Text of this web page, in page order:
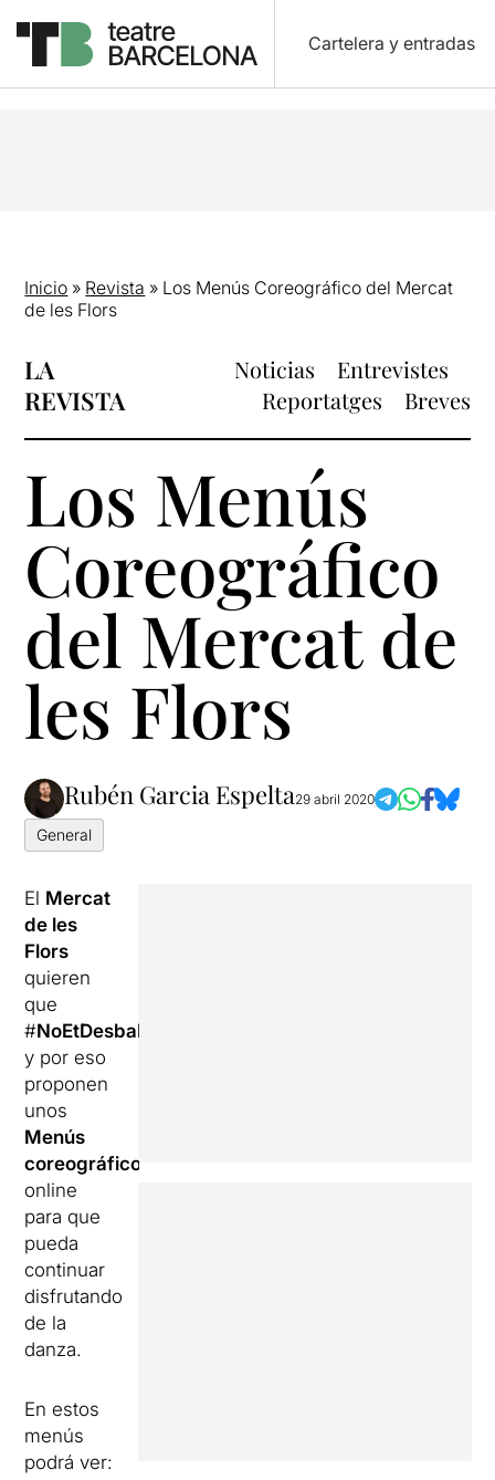
Cartelera y entradas
Inicio » Revista » Los Menús Coreográfico del Mercat
de les Flors
LA
REVISTA
Noticias
Entrevistes
Reportatges
Breves
Los Menús
Coreográfico
del Mercat de
les Flors
Rubén Garcia Espelta29 abril 2020
General
El Mercat
de les
Flors
quieren
que
#NoEtDesballis
y por eso
proponen
unos
Menús
coreográficos
online
para que
pueda
continuar
disfrutando
de la
danza.
En estos
menús
podrá ver: